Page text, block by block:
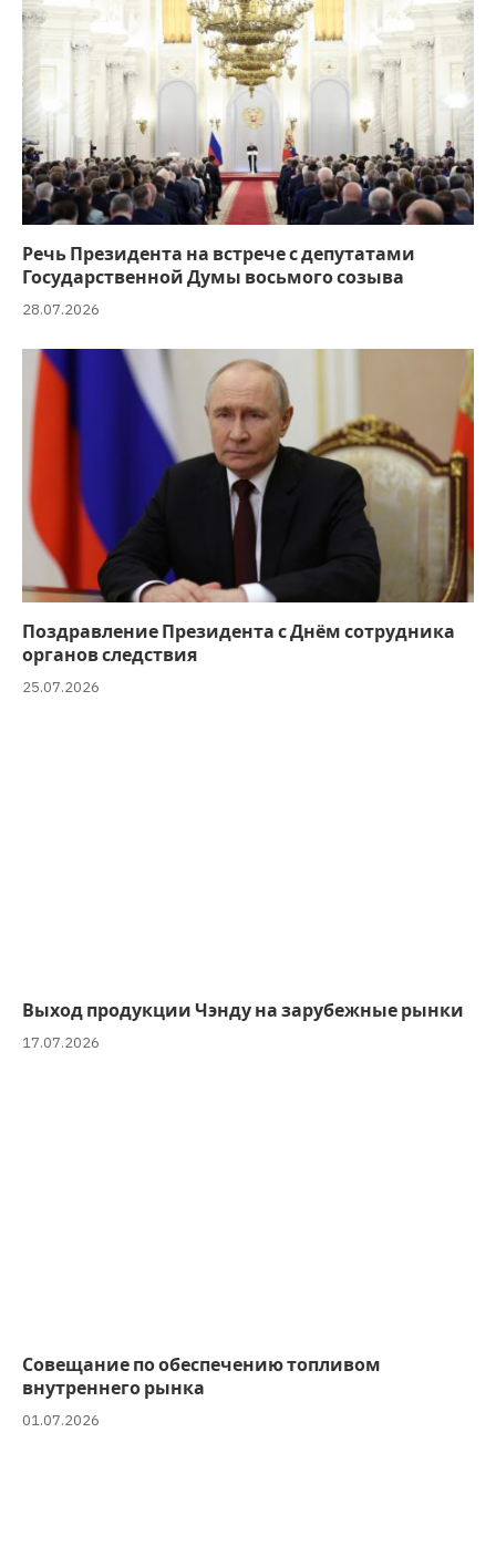
Речь Президента на встрече с депутатами
Государственной Думы восьмого созыва
28.07.2026
Поздравление Президента с Днём сотрудника
органов следствия
25.07.2026
Выход продукции Чэнду на зарубежные рынки
17.07.2026
Совещание по обеспечению топливом
внутреннего рынка
01.07.2026